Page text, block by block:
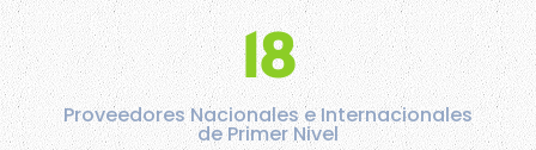
18
Proveedores Nacionales e Internacionales
de Primer Nivel